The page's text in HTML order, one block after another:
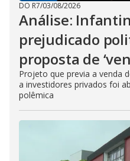
DO R7/03/08/2026
Análise:
prejudicado
proposta de
Projeto que previa a venda
a investidores privados foi
polêmica